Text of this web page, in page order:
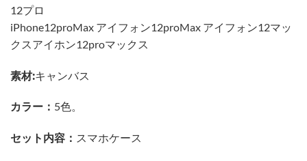
12プロ
iPhone12proMax アイフォン12proMax アイフォン12マッ
クスアイホン12proマックス
素材:キャンバス
カラー： 5色。
セット内容： スマホケース